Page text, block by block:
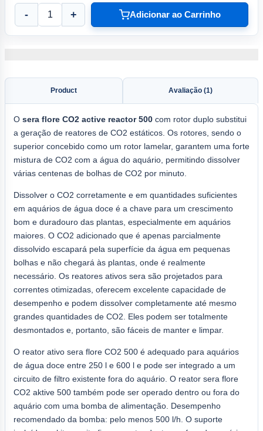
- + Adicionar ao Carrinho
Product Avaliação (1)
O sera flore CO2 active reactor 500 com rotor duplo substitui
a geração de reatores de CO2 estáticos. Os rotores, sendo o
superior concebido como um rotor lamelar, garantem uma forte
mistura de CO2 com a água do aquário, permitindo dissolver
várias centenas de bolhas de CO2 por minuto.
Dissolver o CO2 corretamente e em quantidades suficientes
em aquários de água doce é a chave para um crescimento
bom e duradouro das plantas, especialmente em aquários
maiores. O CO2 adicionado que é apenas parcialmente
dissolvido escapará pela superfície da água em pequenas
bolhas e não chegará às plantas, onde é realmente
necessário. Os reatores ativos sera são projetados para
correntes otimizadas, oferecem excelente capacidade de
desempenho e podem dissolver completamente até mesmo
grandes quantidades de CO2. Eles podem ser totalmente
desmontados e, portanto, são fáceis de manter e limpar.
O reator ativo sera flore CO2 500 é adequado para aquários
de água doce entre 250 l e 600 l e pode ser integrado a um
circuito de filtro existente fora do aquário. O reator sera flore
CO2 aktive 500 também pode ser operado dentro ou fora do
aquário com uma bomba de alimentação. Desempenho
recomendado da bomba: pelo menos 500 l/h. O suporte